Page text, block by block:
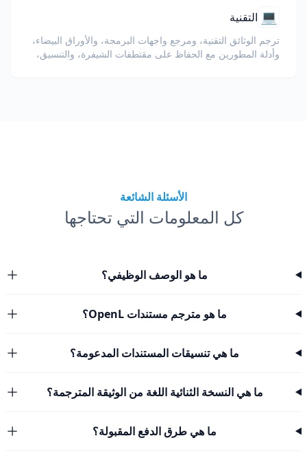
💻 التقنية
ترجم الوثائق التقنية، ومرجع واجهات البرمجة، والأوراق البيضاء،
وأدلة المطورين مع الحفاظ على مقتطفات الشيفرة، والتنسيق،
الأسئلة الشائعة
كل المعلومات التي تحتاجها
ما هو الوصف الوظيفي؟
ما هو مترجم مستندات OpenL؟
ما هي تنسيقات المستندات المدعومة؟
ما هي النسخة الثنائية اللغة من الوثيقة المترجمة؟
ما هي طرق الدفع المقبولة؟